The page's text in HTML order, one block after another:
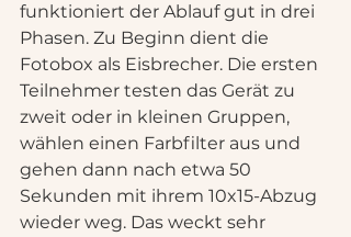
funktioniert der Ablauf gut in drei
Phasen. Zu Beginn dient die
Fotobox als Eisbrecher. Die ersten
Teilnehmer testen das Gerät zu
zweit oder in kleinen Gruppen,
wählen einen Farbfilter aus und
gehen dann nach etwa 50
Sekunden mit ihrem 10x15-Abzug
wieder weg. Das weckt sehr